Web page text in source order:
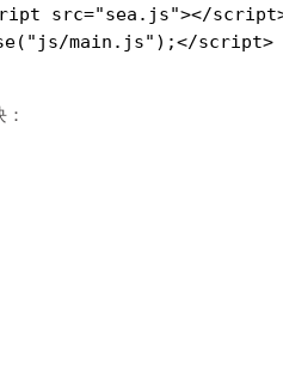
src="sea.js"></
main.js");
</script>